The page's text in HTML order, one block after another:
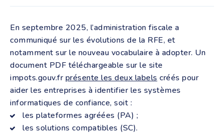
En septembre 2025, l’administration fiscale a
communiqué sur les évolutions de la RFE, et
notamment sur le nouveau vocabulaire à adopter. Un
document PDF téléchargeable sur le site
impots.gouv.frprésente les deux labels créés pour
aider les entreprises à identifier les systèmes
informatiques de confiance, soit :
les plateformes agréées (PA) ;
les solutions compatibles (SC).